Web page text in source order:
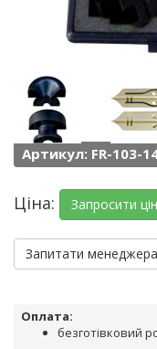
Артикул: FR-103-
Ціна: Запросити
Запитати менеджера
Оплата:
безготівковий